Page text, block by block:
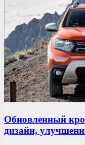
Обновленный
дизайн,